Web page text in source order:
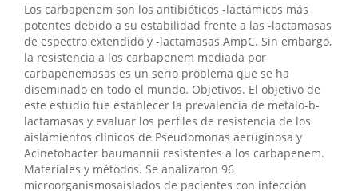
Los carbapenem son los antibióticos -lactámicos más
potentes debido a su estabilidad frente a las -lactamasas
de espectro extendido y -lactamasas AmpC. Sin embargo,
la resistencia a los carbapenem mediada por
carbapenemasas es un serio problema que se ha
diseminado en todo el mundo. Objetivos. El objetivo de
este estudio fue establecer la prevalencia de metalo-b-
lactamasas y evaluar los perfiles de resistencia de los
aislamientos clínicos de Pseudomonas aeruginosa y
Acinetobacter baumannii resistentes a los carbapenem.
Materiales y métodos. Se analizaron 96
microorganismosaislados de pacientes con infección